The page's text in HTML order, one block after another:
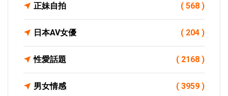
正妹自拍 ( 568 )
日本AV女優 ( 204 )
性愛話題 ( 2168 )
男女情感 ( 3959 )